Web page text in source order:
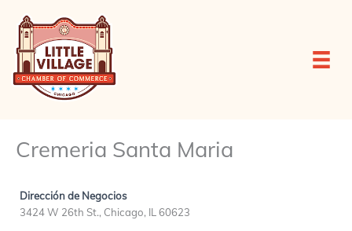
contenido
Cremeria Santa Maria
Dirección de Negocios
3424 W 26th St., Chicago, IL 60623